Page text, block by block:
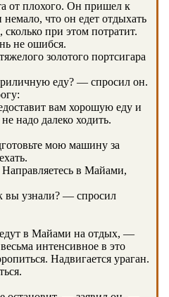
от плохого. Он пришел к
что он едет отдыхать
сколько при этом потратит.
не ошибся.
золотого портсигара
еду? — спросил он.
вам хорошую еду и
надо далеко ходить.
мою машину за
в Майами,
вы узнали? — спросил
в Майами на отдых, —
интенсивное в это
Надвигается ураган.